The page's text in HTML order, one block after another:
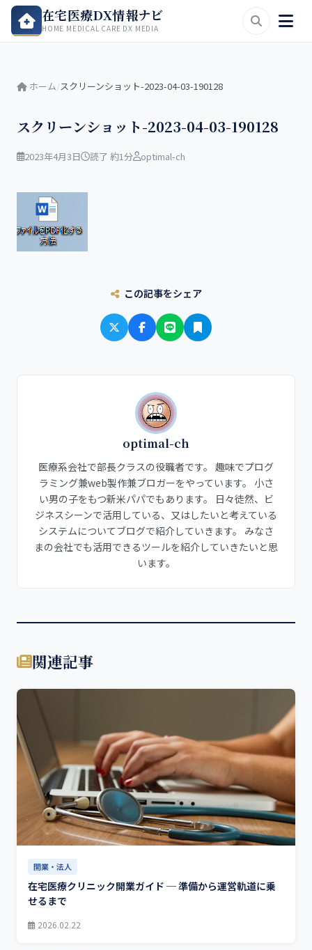
在宅医療DX情報ナビ
HOME MEDICAL CARE DX MEDIA
ホーム/スクリーンショット-2023-04-03-190128
スクリーンショット-2023-04-03-190128
2023年4月3日 読了 約1分 optimal-ch
この記事をシェア
optimal-ch
医療系会社で部長クラスの役職者です。 趣味でプログ
ラミング兼web製作兼ブロガーをやっています。 小さ
い男の子をもつ新米パパでもあります。 日々徒然、ビ
ジネスシーンで活用している、又はしたいと考えている
システムについてブログで紹介していきます。 みなさ
まの会社でも活用できるツールを紹介していきたいと思
います。
関連記事
開業・法人
在宅医療クリニック開業ガイド ─ 準備から運営軌道に乗
せるまで
2026.02.22